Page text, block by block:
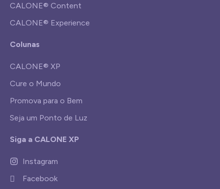
CALONE® Content
CALONE® Experience
Colunas
CALONE® XP
Cure o Mundo
Promova para o Bem
Seja um Ponto de Luz
Siga a CALONE XP
Instagram
Facebook